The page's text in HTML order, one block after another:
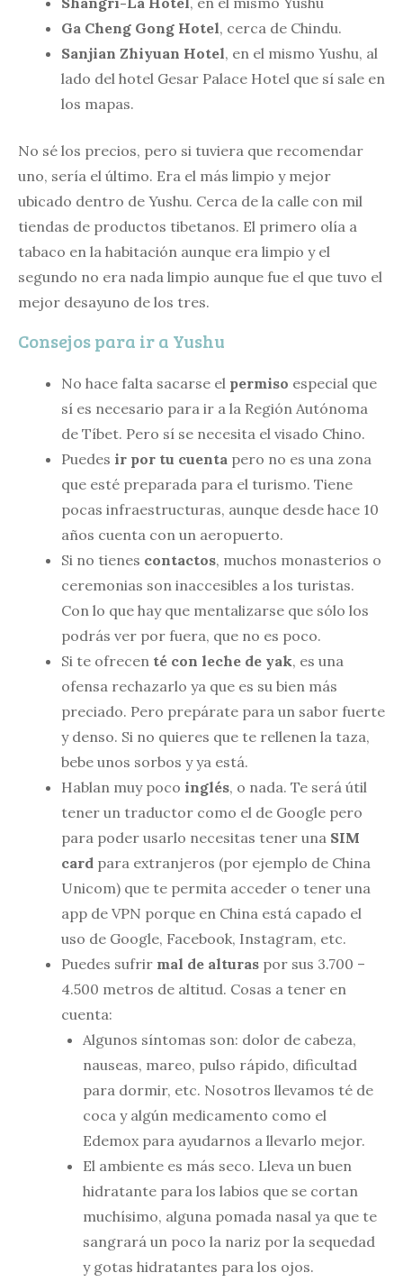
Ga Cheng Gong Hotel, cerca de Chindu.
Sanjian Zhiyuan Hotel, en el mismo Yushu, al
lado del hotel Gesar Palace Hotel que sí sale en
los mapas.
No sé los precios, pero si tuviera que recomendar
uno, sería el último. Era el más limpio y mejor
ubicado dentro de Yushu. Cerca de la calle con mil
tiendas de productos tibetanos. El primero olía a
tabaco en la habitación aunque era limpio y el
segundo no era nada limpio aunque fue el que tuvo el
mejor desayuno de los tres.
Consejos para ir a Yushu
No hace falta sacarse el permiso especial que
sí es necesario para ir a la Región Autónoma
de Tíbet. Pero sí se necesita el visado Chino.
Puedes ir por tu cuenta pero no es una zona
que esté preparada para el turismo. Tiene
pocas infraestructuras, aunque desde hace 10
años cuenta con un aeropuerto.
Si no tienes contactos, muchos monasterios o
ceremonias son inaccesibles a los turistas.
Con lo que hay que mentalizarse que sólo los
podrás ver por fuera, que no es poco.
Si te ofrecen té con leche de yak, es una
ofensa rechazarlo ya que es su bien más
preciado. Pero prepárate para un sabor fuerte
y denso. Si no quieres que te rellenen la taza,
bebe unos sorbos y ya está.
Hablan muy poco inglés, o nada. Te será útil
tener un traductor como el de Google pero
para poder usarlo necesitas tener una SIM
card para extranjeros (por ejemplo de China
Unicom) que te permita acceder o tener una
app de VPN porque en China está capado el
uso de Google, Facebook, Instagram, etc.
Puedes sufrir mal de alturas por sus 3.700 –
4.500 metros de altitud. Cosas a tener en
cuenta:
Algunos síntomas son: dolor de cabeza,
nauseas, mareo, pulso rápido, dificultad
para dormir, etc. Nosotros llevamos té de
coca y algún medicamento como el
Edemox para ayudarnos a llevarlo mejor.
El ambiente es más seco. Lleva un buen
hidratante para los labios que se cortan
muchísimo, alguna pomada nasal ya que te
sangrará un poco la nariz por la sequedad
y gotas hidratantes para los ojos.